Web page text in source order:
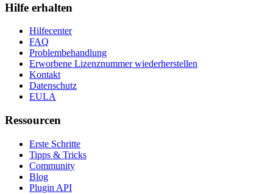
Hilfe erhalten
Hilfecenter
FAQ
Problembehandlung
Erworbene Lizenznummer wiederherstellen
Kontakt
Datenschutz
EULA
Ressourcen
Erste Schritte
Tipps & Tricks
Community
Blog
Plugin API